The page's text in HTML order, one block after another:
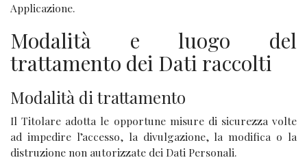
Applicazione.
Modalità e luogo del
trattamento dei Dati raccolti
Modalità di trattamento
Il Titolare adotta le opportune misure di sicurezza volte
ad impedire l’accesso, la divulgazione, la modifica o la
distruzione non autorizzate dei Dati Personali.